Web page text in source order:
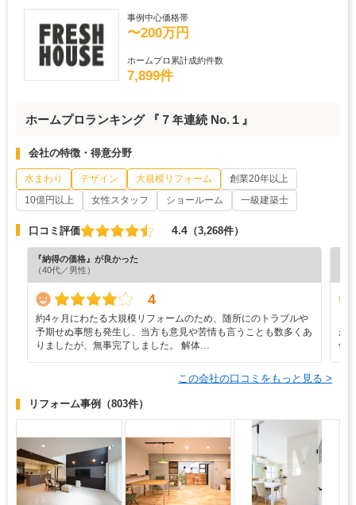
事例中心価格帯
〜200万円
ホームプロ累計成約件数
7,899件
ホームプロランキング 『７年連続 No.１』
会社の特徴・得意分野
水まわり デザイン 大規模リフォーム
創業20年以上
10億円以上
女性スタッフ ショールーム 一級建築士
口コミ評価 4.4 （3,268件）
『納得の価格』が良かった
（40代／男性）
4
約4ヶ月にわたる大規模リフォームのため、随所にのトラブルや
予期せぬ事態も発生し、当方も意見や苦情も言うことも数多くあ
りましたが、無事完了しました。 解体…
が
価
この会社の口コミをもっと見る >
リフォーム事例 （803件）